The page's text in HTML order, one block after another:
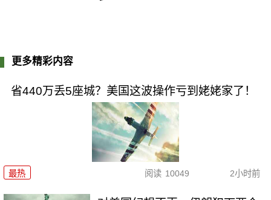
更多精彩内容
省440万丢5座城？美国这波操作亏到姥姥家了！
最热 阅读 10049 2小时前